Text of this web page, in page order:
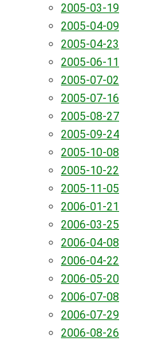
2005-03-19
2005-04-09
2005-04-23
2005-06-11
2005-07-02
2005-07-16
2005-08-27
2005-09-24
2005-10-08
2005-10-22
2005-11-05
2006-01-21
2006-03-25
2006-04-08
2006-04-22
2006-05-20
2006-07-08
2006-07-29
2006-08-26